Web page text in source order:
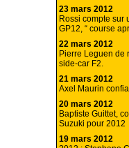
23 mars 2012
Rossi compte sur
GP12, “ course
22 mars 2012
Pierre Leguen de
side-car F2.
21 mars 2012
Axel Maurin
20 mars 2012
Baptiste Guittet,
Suzuki pour 2012
19 mars 2012